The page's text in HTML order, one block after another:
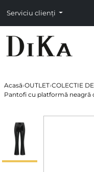
Serviciu clienți
Acasă›OUTLET›COLECTIE
Pantofi cu platformă neagră